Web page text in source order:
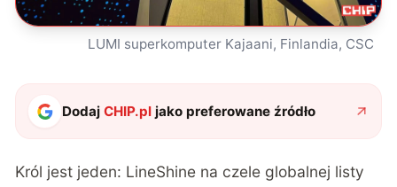
LUMI superkomputer Kajaani, Finlandia, CSC
DodajCHIP.pl jako preferowane źródło
Król jest jeden: LineShine na czele globalnej listy